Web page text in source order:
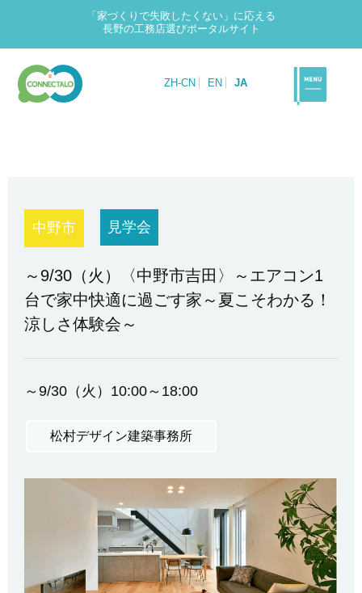
「家づくりで失敗したくない」に応える
長野の工務店選びポータルサイト
ZH-CN EN JA
中野市 見学会
～9/30（火）〈中野市吉田〉～エアコン1
台で家中快適に過ごす家～夏こそわかる！
涼しさ体験会～
～9/30（火）10:00～18:00
松村デザイン建築事務所